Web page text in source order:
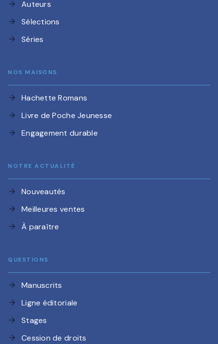
arrow_forward Auteurs
arrow_forward Sélections
arrow_forward Séries
NOS MAISONS
arrow_forward Hachette Romans
arrow_forward Livre de Poche Jeunesse
arrow_forward Engagement durable
NOTRE ACTUALITÉ
arrow_forward Nouveautés
arrow_forward Meilleures ventes
arrow_forward À paraître
QUESTIONS
arrow_forward Manuscrits
arrow_forward Ligne éditoriale
arrow_forward Stages
arrow_forward Cession de droits